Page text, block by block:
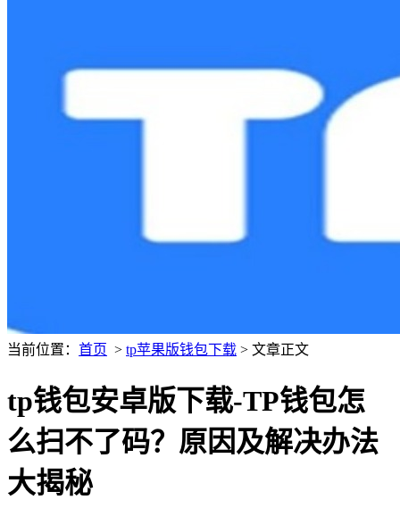
当前位置： 首页 > tp苹果版钱包下载 > 文章正文
tp钱包安卓版下载-TP钱包怎
么扫不了码？原因及解决办法
大揭秘